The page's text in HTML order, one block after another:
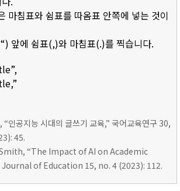
마침표와 쉼표를 따옴표 안쪽에 넣는 것이
앞에 쉼표(,)와 마침표(.)를 찍습니다.
“인공지능 시대의 글쓰기 교육,” 국어교육연구 30,
45.
“The Impact of AI on Academic
of Education 15, no. 4 (2023): 112.